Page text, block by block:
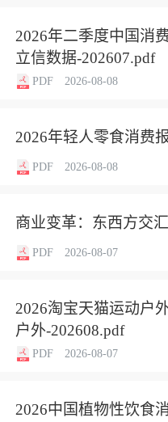
2026年二季度中国消
立信数据-202607.pdf
PDF 2026-08-08
2026年轻人零食消费
PDF 2026-08-08
商业变革：东西方交
PDF 2026-08-07
2026淘宝天猫运动户
户外-202608.pdf
PDF 2026-08-07
2026中国植物性饮食